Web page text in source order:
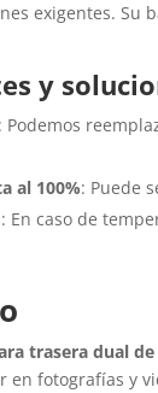
exigentes. Su
y
: Podemos
al 100%: Puede
: En caso de
trasera dual de
fotografías y